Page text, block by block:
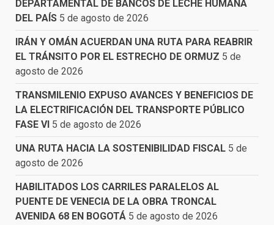
DEPARTAMENTAL DE BANCOS DE LECHE HUMANA
DEL PAÍS 5 de agosto de 2026
IRÁN Y OMÁN ACUERDAN UNA RUTA PARA REABRIR
EL TRÁNSITO POR EL ESTRECHO DE ORMUZ 5 de
agosto de 2026
TRANSMILENIO EXPUSO AVANCES Y BENEFICIOS DE
LA ELECTRIFICACIÓN DEL TRANSPORTE PÚBLICO
FASE VI 5 de agosto de 2026
UNA RUTA HACIA LA SOSTENIBILIDAD FISCAL 5 de
agosto de 2026
HABILITADOS LOS CARRILES PARALELOS AL
PUENTE DE VENECIA DE LA OBRA TRONCAL
AVENIDA 68 EN BOGOTÁ 5 de agosto de 2026